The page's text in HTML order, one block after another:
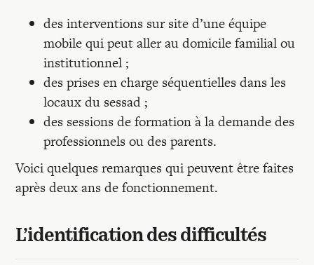
des interventions sur site d’une équipe
mobile qui peut aller au domicile familial ou
institutionnel ;
des prises en charge séquentielles dans les
locaux du sessad ;
des sessions de formation à la demande des
professionnels ou des parents.
Voici quelques remarques qui peuvent être faites
après deux ans de fonctionnement.
L’identification des difficultés